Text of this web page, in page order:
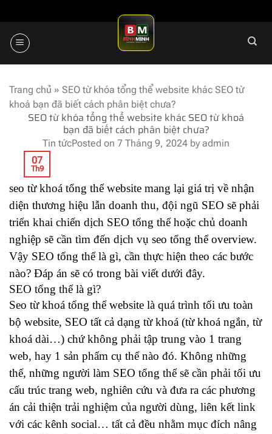
to
content
Trang chủ » SEO từ khóa tổng thể website khác SEO từ
khoá bạn đã biết cách phân biệt chưa?
SEO từ khóa tổng thể website khác SEO từ khoá
bạn đã biết cách phân biệt chưa?
Tin tứcPosted on 7 Tháng 9, 2024 by admin
07
Th9
seo từ khoá tổng thể website mang lại giá trị về nhận
diện thương hiệu lẫn doanh thu, đội ngũ SEO sẽ phải
triển khai chiến dịch SEO tổng thể hoặc chủ doanh
nghiệp sẽ cần tìm đến dịch vụ seo tổng thể overview.
Vậy SEO tổng thể là gì, cần thực hiện theo các bước
nào? Đáp án sẽ có trong bài viết dưới đây.
SEO tổng thể là gì?
Seo từ khoá tổng thể website là quá trình tối ưu toàn
bộ website, SEO tất cả dạng từ khoá (từ khoá ngắn, từ
khoá dài…) chứ không phải tập trung vào 1 trang
web, hay 1 sản phẩm cụ thể nào đó. Không những
thế, những người làm SEO tổng thể sẽ cần phải tối ưu
cấu trúc trang web, nghiên cứu và đưa ra các phương
án cải thiện trải nghiệm của người dùng, liên kết link
với các kênh social… tất cả đều nhằm mục đích nâng